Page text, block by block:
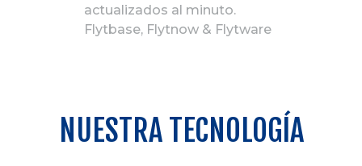
actualizados al minuto.
Flytbase, Flytnow & Flytware
NUESTRA TECNOLOGÍA